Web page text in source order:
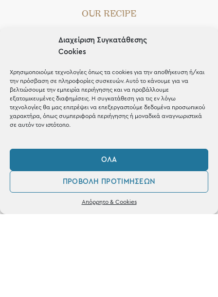
Διαχείριση Συγκατάθεσης
Cookies
Χρησιμοποιούμε τεχνολογίες όπως τα cookies για την αποθήκευση ή/και
την πρόσβαση σε πληροφορίες συσκευών. Αυτό το κάνουμε για να
βελτιώσουμε την εμπειρία περιήγησης και να προβάλλουμε
εξατομικευμένες διαφημίσεις. Η συγκατάθεση για τις εν λόγω
τεχνολογίες θα μας επιτρέψει να επεξεργαστούμε δεδομένα προσωπικού
χαρακτήρα, όπως συμπεριφορά περιήγησης ή μοναδικά αναγνωριστικά
σε αυτόν τον ιστότοπο.
ΌΛΑ
ΠΡΟΒΟΛΉ ΠΡΟΤΙΜΉΣΕΩΝ
Απόρρητο & Cookies
OUR RECIPE
Gifts
Blog
Shop the look
ΚΑΤΑΣΤΗΜΑ
Σταθά 17, 38221 Βόλος
2421 217300
Δευ / Τετ / Σαβ: 09:00 - 15:00
0